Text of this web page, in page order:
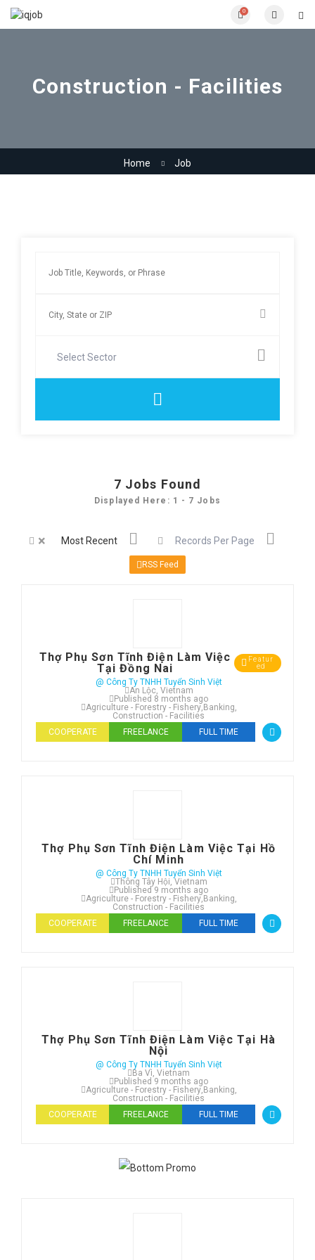
0
Construction - Facilities
Home Job
Select Sector
7 Jobs Found
Displayed Here: 1 - 7 Jobs
× Most Recent Records Per Page
RSS Feed
Thợ Phụ Sơn Tĩnh Điện Làm Việc
Tại Đồng Nai
Featur
ed
@ Công Ty TNHH Tuyển Sinh Việt
An Lộc, Vietnam
Published 8 months ago
Agriculture - Forestry - Fishery, Banking,
Construction - Facilities
COOPERATE
FREELANCE FULL TIME
Thợ Phụ Sơn Tĩnh Điện Làm Việc Tại Hồ
Chí Minh
@ Công Ty TNHH Tuyển Sinh Việt
Thông Tây Hội, Vietnam
Published 9 months ago
Agriculture - Forestry - Fishery, Banking,
Construction - Facilities
COOPERATE
FREELANCE FULL TIME
Thợ Phụ Sơn Tĩnh Điện Làm Việc Tại Hà
Nội
@ Công Ty TNHH Tuyển Sinh Việt
Ba Vì, Vietnam
Published 9 months ago
Agriculture - Forestry - Fishery, Banking,
Construction - Facilities
COOPERATE
FREELANCE FULL TIME